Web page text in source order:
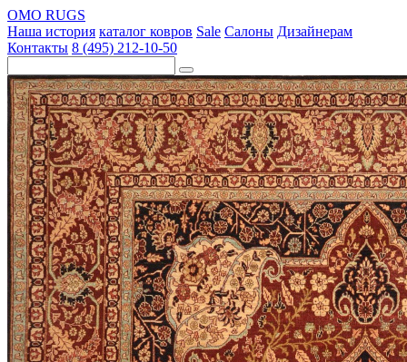
OMO RUGS
Наша история каталог ковров Sale Салоны Дизайнерам
Контакты 8 (495) 212-10-50